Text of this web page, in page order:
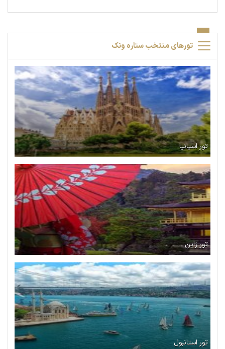
تورهای منتخب ستاره ونک
تور اسپانیا
تور ژاپن
تور استانبول